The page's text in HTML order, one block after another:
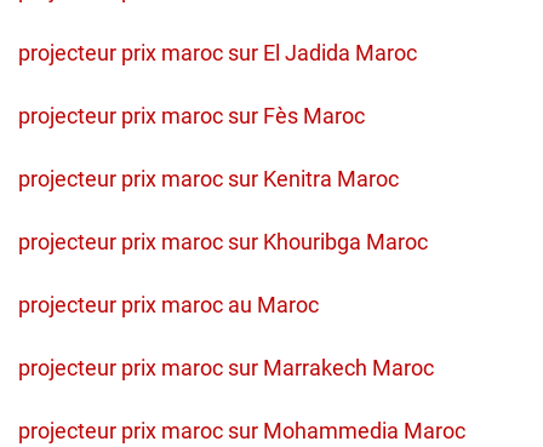
projecteur prix maroc sur El Jadida Maroc
projecteur prix maroc sur Fès Maroc
projecteur prix maroc sur Kenitra Maroc
projecteur prix maroc sur Khouribga Maroc
projecteur prix maroc au Maroc
projecteur prix maroc sur Marrakech Maroc
projecteur prix maroc sur Mohammedia Maroc